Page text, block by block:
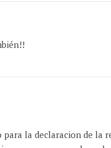
la declaracion de la